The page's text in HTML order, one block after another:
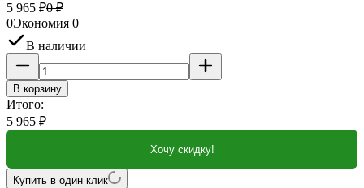
5 965 ₽0 ₽
0Экономия 0
В наличии
В корзину
Итого:
5 965 ₽
Хочу скидку!
Купить в один клик